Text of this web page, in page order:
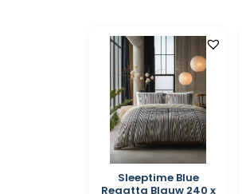
Sleeptime Blue
Regatta Blauw 240 x